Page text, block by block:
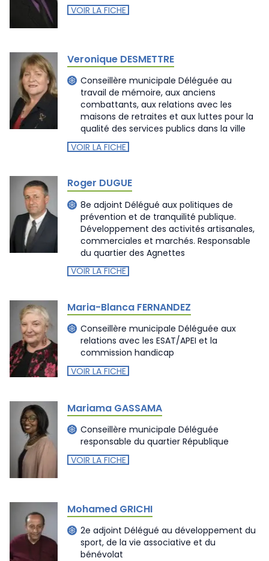
VOIR LA FICHE
Veronique DESMETTRE
Conseillère municipale Déléguée au
travail de mémoire, aux anciens
combattants, aux relations avec les
maisons de retraites et aux luttes pour la
qualité des services publics dans la ville
VOIR LA FICHE
Roger DUGUE
8e adjoint Délégué aux politiques de
prévention et de tranquilité publique.
Développement des activités artisanales,
commerciales et marchés. Responsable
du quartier des Agnettes
VOIR LA FICHE
Maria-Blanca FERNANDEZ
Conseillère municipale Déléguée aux
relations avec les ESAT/APEI et la
commission handicap
VOIR LA FICHE
Mariama GASSAMA
Conseillère municipale Déléguée
responsable du quartier République
VOIR LA FICHE
Mohamed GRICHI
2e adjoint Délégué au développement du
sport, de la vie associative et du
bénévolat